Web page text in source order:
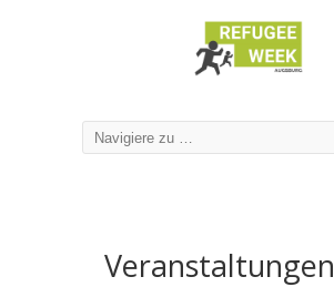
Veranstaltungen